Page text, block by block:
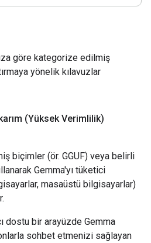
göre kategorize edilmiş
yönelik kılavuzlar
(Yüksek Verimlilik)
biçimler (ör. GGUF) veya belirli
Gemma'yı tüketici
masaüstü bilgisayarlar)
dostu bir arayüzde Gemma
sohbet etmenizi sağlayan